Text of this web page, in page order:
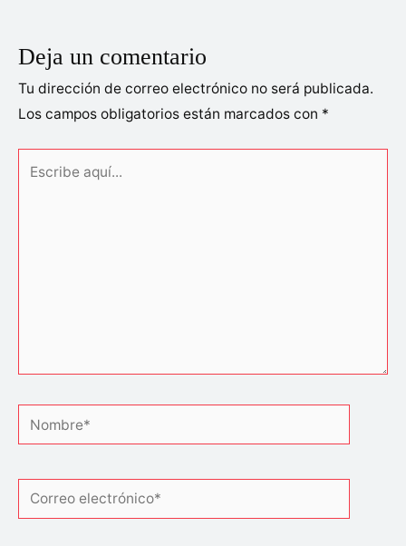
Deja un comentario
Tu dirección de correo electrónico no será publicada.
Los campos obligatorios están marcados con *
Nombre*
Correo
electrónico*